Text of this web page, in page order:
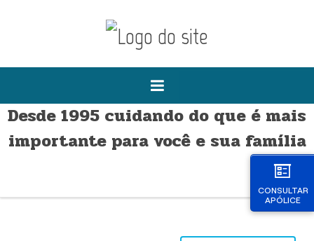
CONSULTAR
APÓLICE
Desde 1995 cuidando do que é mais
importante para você e sua família